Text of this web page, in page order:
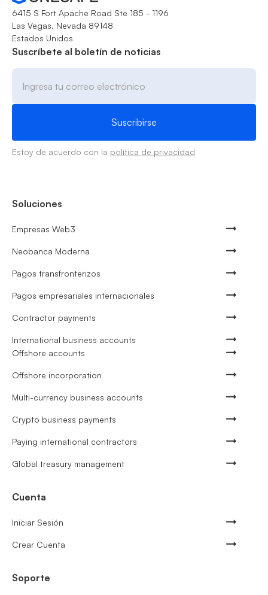
6415 S Fort Apache Road Ste 185 - 1196
Las Vegas, Nevada 89148
Estados Unidos
Suscríbete al boletín de noticias
Estoy de acuerdo con la política de privacidad
Soluciones
Empresas Web3
Neobanca Moderna
Pagos transfronterizos
Pagos empresariales internacionales
Contractor payments
International business accounts
Offshore accounts
Offshore incorporation
Multi-currency business accounts
Crypto business payments
Paying international contractors
Global treasury management
Cuenta
Iniciar Sesión
Crear Cuenta
Soporte